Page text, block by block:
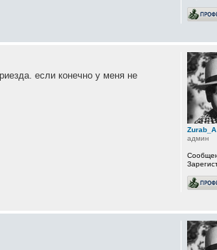
если конечно у меня не
Zurab_A
админ